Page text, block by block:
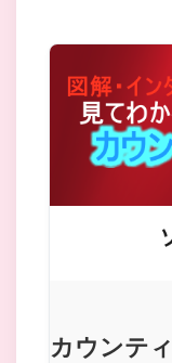
カウンテ